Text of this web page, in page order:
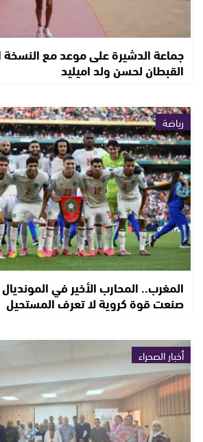
جماعة الدشيرة على موعد مع النسخة
القبطان لحسن ولد اميليد
رياضة
المغرب.. المحارب الأخير في
صنعت قوة كروية لا تعرف المستحيل
أخبار الصحراء